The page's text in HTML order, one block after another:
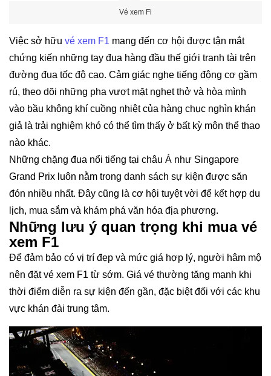
Vé xem Fi
Việc sở hữu vé xem F1 mang đến cơ hội được tận mắt
chứng kiến những tay đua hàng đầu thế giới tranh tài trên
đường đua tốc độ cao. Cảm giác nghe tiếng động cơ gầm
rú, theo dõi những pha vượt mặt nghẹt thở và hòa mình
vào bầu không khí cuồng nhiệt của hàng chục nghìn khán
giả là trải nghiệm khó có thể tìm thấy ở bất kỳ môn thể thao
nào khác.
Những chặng đua nổi tiếng tại châu Á như Singapore
Grand Prix luôn nằm trong danh sách sự kiện được săn
đón nhiều nhất. Đây cũng là cơ hội tuyệt vời để kết hợp du
lịch, mua sắm và khám phá văn hóa địa phương.
Những lưu ý quan trọng khi mua vé
xem F1
Để đảm bảo có vị trí đẹp và mức giá hợp lý, người hâm mộ
nên đặt vé xem F1 từ sớm. Giá vé thường tăng mạnh khi
thời điểm diễn ra sự kiện đến gần, đặc biệt đối với các khu
vực khán đài trung tâm.